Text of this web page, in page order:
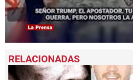
seconds
of
minute,